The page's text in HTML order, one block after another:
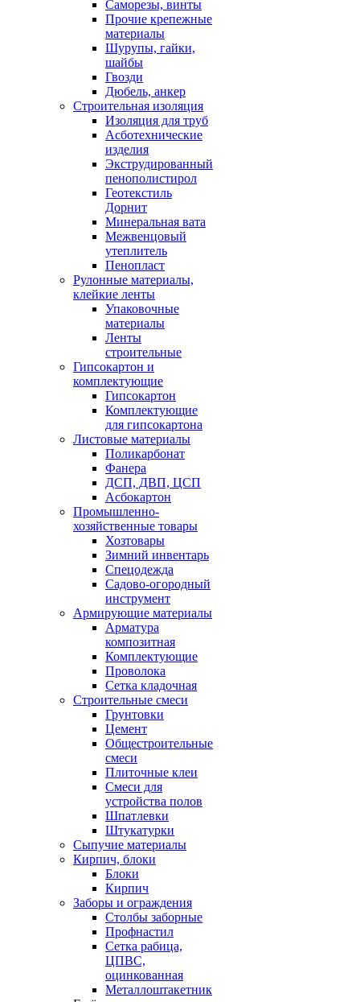
Саморезы, винты
Прочие крепежные
материалы
Шурупы, гайки,
шайбы
Гвозди
Дюбель, анкер
Строительная изоляция
Изоляция для труб
Асботехнические
изделия
Экструдированный
пенополистирол
Геотекстиль
Дорнит
Минеральная вата
Межвенцовый
утеплитель
Пенопласт
Рулонные материалы,
клейкие ленты
Упаковочные
материалы
Ленты
строительные
Гипсокартон и
комплектующие
Гипсокартон
Комплектующие
для гипсокартона
Листовые материалы
Поликарбонат
Фанера
ДСП, ДВП, ЦСП
Асбокартон
Промышленно-
хозяйственные товары
Хозтовары
Зимний инвентарь
Спецодежда
Садово-огородный
инструмент
Армирующие материалы
Арматура
композитная
Комплектующие
Проволока
Сетка кладочная
Строительные смеси
Грунтовки
Цемент
Общестроительные
смеси
Плиточные клеи
Смеси для
устройства полов
Шпатлевки
Штукатурки
Сыпучие материалы
Кирпич, блоки
Блоки
Кирпич
Заборы и ограждения
Столбы заборные
Профнастил
Сетка рабица,
ЦПВС,
оцинкованная
Металлоштакетник